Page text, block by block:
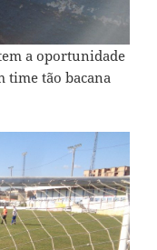
a oportunidade
time tão bacana